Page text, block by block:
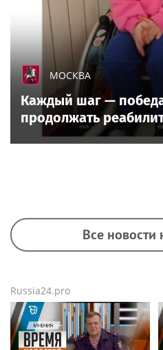
МОСКВА
Каждый шаг —
продолжать
Все новости
Russia24.pro